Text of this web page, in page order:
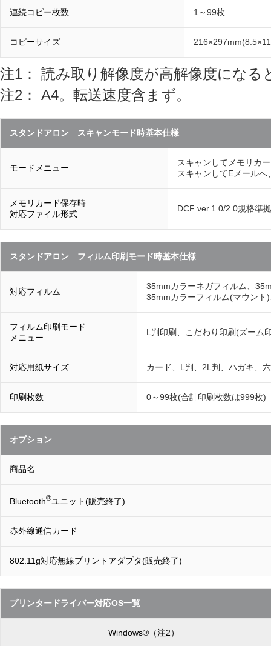
連続コピー枚数 1～99枚
コピーサイズ
注1： 読み取り解像度が高解像度にな
注2： A4。転送速度含まず。
スタンドアロン スキャンモード時基本仕様
モードメニュー
スキャンしてメモリカ
スキャンしてEメール
メモリカード保存時
対応ファイル形式
DCF ver.1.0/2.0規格準拠
スタンドアロン フィルム印刷モード時基本仕様
対応フィルム
35mmカラーネガフィルム、
35mmカラーフィルム(マウン
フィルム印刷モード
メニュー
L判印刷、こだわり印刷(ズーム
対応用紙サイズ カード、L判、2L判、ハガキ、
印刷枚数 0～99枚(合計印刷枚数は999枚)
オプション
商品名
Bluetooth®ユニット(販売終了)
赤外線通信カード
802.11g対応無線プリントアダプタ(販売終了)
プリンタードライバー対応OS一覧
Windows®（注2）